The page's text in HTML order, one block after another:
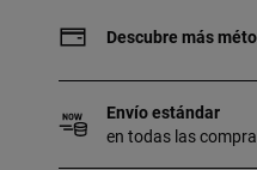
Descubre más
Envío estándar
en todas las